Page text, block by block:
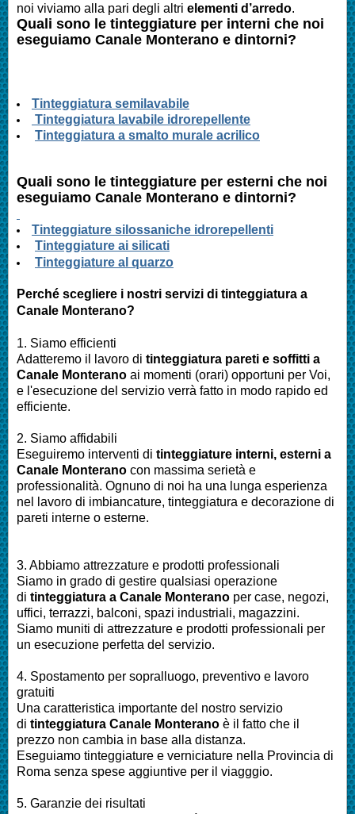
noi viviamo alla pari degli altri elementi d’arredo.
Quali sono le tinteggiature per interni che noi
eseguiamo Canale Monterano e dintorni?
Tinteggiatura semilavabile
Tinteggiatura lavabile idrorepellente
Tinteggiatura a smalto murale acrilico
Quali sono le tinteggiature per esterni che noi
eseguiamo Canale Monterano e dintorni?
Tinteggiature silossaniche idrorepellenti
Tinteggiature ai silicati
Tinteggiature al quarzo
Perché scegliere i nostri servizi di tinteggiatura a
Canale Monterano?
1. Siamo efficienti
Adatteremo il lavoro di tinteggiatura pareti e soffitti a
Canale Monterano ai momenti (orari) opportuni per Voi,
e l'esecuzione del servizio verrà fatto in modo rapido ed
efficiente.
2. Siamo affidabili
Eseguiremo interventi di tinteggiature interni, esterni a
Canale Monterano con massima serietà e
professionalità. Ognuno di noi ha una lunga esperienza
nel lavoro di imbiancature, tinteggiatura e decorazione di
pareti interne o esterne.
3. Abbiamo attrezzature e prodotti professionali
Siamo in grado di gestire qualsiasi operazione
di tinteggiatura a Canale Monterano per case, negozi,
uffici, terrazzi, balconi, spazi industriali, magazzini.
Siamo muniti di attrezzature e prodotti professionali per
un esecuzione perfetta del servizio.
4. Spostamento per sopralluogo, preventivo e lavoro
gratuiti
Una caratteristica importante del nostro servizio
di tinteggiatura Canale Monterano è il fatto che il
prezzo non cambia in base alla distanza.
Eseguiamo tinteggiature e verniciature nella Provincia di
Roma senza spese aggiuntive per il viagggio.
5. Garanzie dei risultati